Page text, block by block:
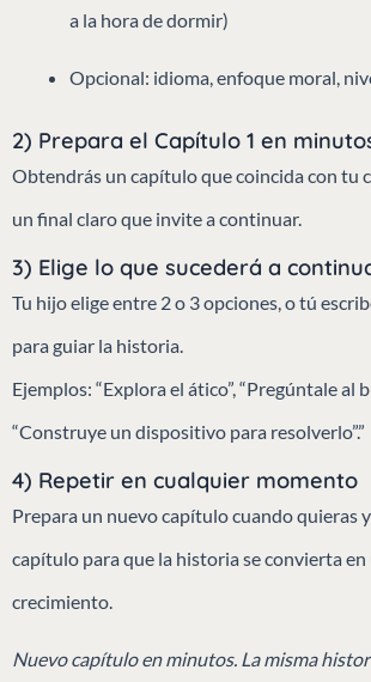
a la hora de dormir)
Opcional: idioma, enfoque moral,
2) Prepara el Capítulo 1 en
Obtendrás un capítulo que coincida con tu
un final claro que invite a continuar.
3) Elige lo que sucederá a
Tu hijo elige entre 2 o 3 opciones, o tú
para guiar la historia.
Ejemplos: “Explora el ático”, “Pregúntale al
“Construye un dispositivo para resolverlo”.”
4) Repetir en cualquier momento
Prepara un nuevo capítulo cuando quieras
capítulo para que la historia se convierta en
crecimiento.
Nuevo capítulo en minutos. La misma